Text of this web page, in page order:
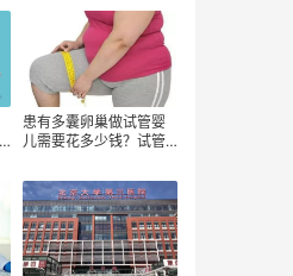
患有多囊卵巢做试管婴
儿需要花多少钱？试管
影响？